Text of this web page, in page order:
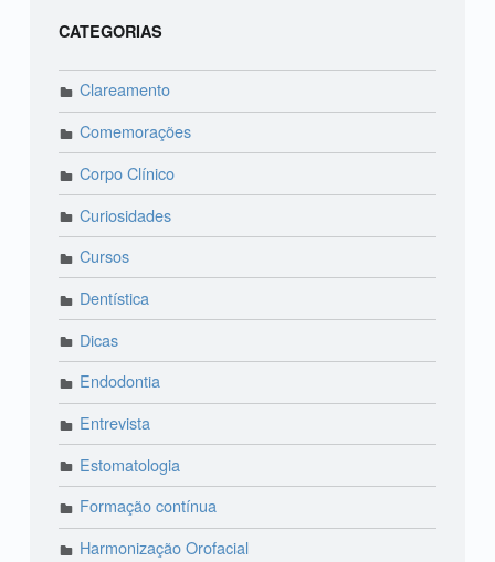
CATEGORIAS
Clareamento
Comemorações
Corpo Clínico
Curiosidades
Cursos
Dentística
Dicas
Endodontia
Entrevista
Estomatologia
Formação contínua
Harmonização Orofacial